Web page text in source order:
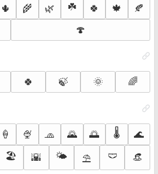
🌵 🌾 🌿 ☘️ 🍀 🍁
🍂
🍄
🍀 🍃 🌞 🌈
🍦 🍨 🧢 🌄 🌅 🌡️
🌊
🏖️ 🌇 🌤️ ⛱️ 🩲 👒